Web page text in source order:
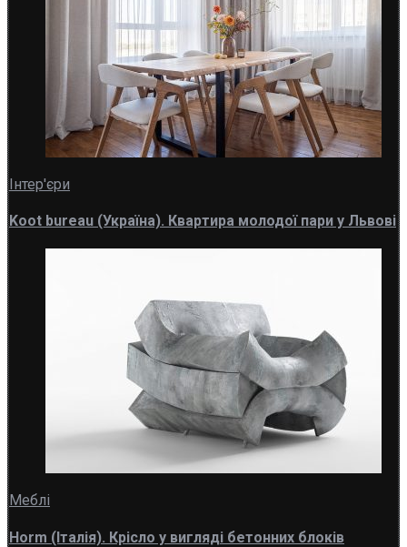
Інтер'єри
Koot bureau (Україна). Квартира молодої пари у Львові
Меблі
Horm (Італія). Крісло у вигляді бетонних блоків